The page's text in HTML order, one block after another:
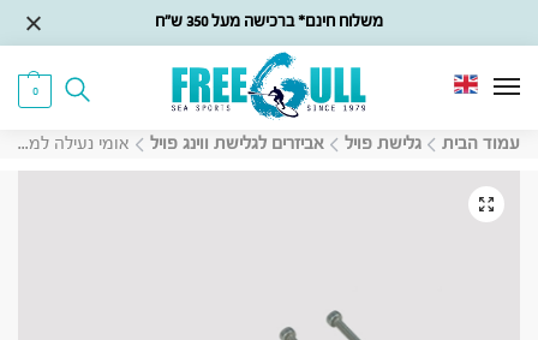
משלוח חינם* ברכישה מעל 350 ש״ח
0
עמוד הבית גלישת פויל אביזרים לגלישת ווינג פויל אומי נעילה למסילה אוניברסלים Foil Drive Locking T-Nuts